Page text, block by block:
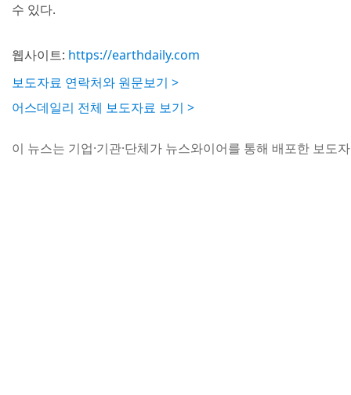
수 있다.
웹사이트: https://earthdaily.com
보도자료 연락처와 원문보기 >
어스데일리 전체 보도자료 보기 >
이 뉴스는 기업·기관·단체가 뉴스와이어를 통해 배포한 보도